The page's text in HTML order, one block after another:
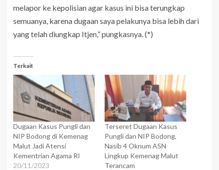
melapor ke kepolisian agar kasus ini bisa terungkap
semuanya, karena dugaan saya pelakunya bisa lebih dari
yang telah diungkap Itjen,” pungkasnya. (*)
Terkait
Dugaan Kasus Pungli dan
NIP Bodong di Kemenag
Malut Jadi Atensi
Kementrian Agama RI
20/11/2023
Terseret Dugaan Kasus
Pungli dan NIP Bodong,
Nasib 4 Oknum ASN
Lingkup Kemenag Malut
Terancam